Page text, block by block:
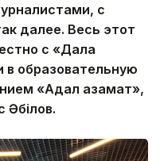
с
далее. Весь этот
с «Дала
в образовательную
«Адал азамат»,